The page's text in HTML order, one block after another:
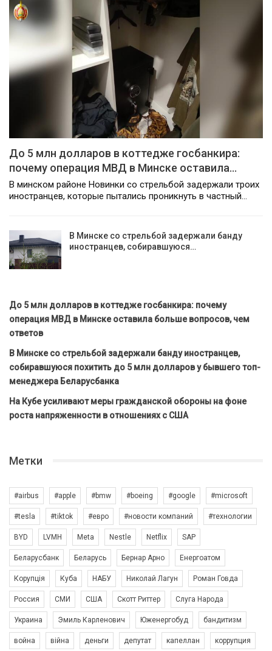
До 5 млн долларов в коттедже госбанкира:
почему операция МВД в Минске оставила…
В минском районе Новинки со стрельбой задержали троих
иностранцев, которые пытались проникнуть в частный…
В Минске со стрельбой задержали банду
иностранцев, собиравшуюся…
До 5 млн долларов в коттедже госбанкира: почему
операция МВД в Минске оставила больше вопросов, чем
ответов
В Минске со стрельбой задержали банду иностранцев,
собиравшуюся похитить до 5 млн долларов у бывшего топ-
менеджера Беларусбанка
На Кубе усиливают меры гражданской обороны на фоне
роста напряженности в отношениях с США
Метки
#airbus #apple #bmw #boeing #google #microsoft
#tesla #tiktok #евро #новости компаний #технологии
BYD LVMH Meta Nestle Netflix SAP
Беларусбанк Беларусь Бернар Арно Енергоатом
Корупція Куба НАБУ Николай Лагун Роман Говда
Россия СМИ США Скотт Риттер Слуга Народа
Украина Эмиль Карленович Юженергобуд бандитизм
война війна деньги депутат капеллан коррупция